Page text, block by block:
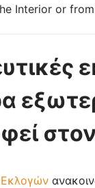
Interior or